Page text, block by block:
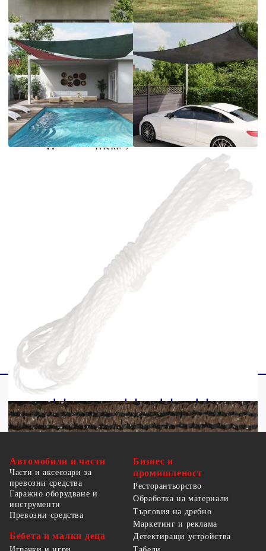
всякакви открити пространства, като вашата
градина, тераса, детска площадка или балкон.
Платното сенник, изработено от 100% HDPE
(полиетилен с висока плътност), ви предпазва
от пряка слънчева светлина, допуска достатъчно
въздух и е водопропускливо. HDPE материалът
е специално обработен, за да е устойчив на
мухъл и UV лъчи. Сенникът се сглобява лесно,
благодарение на крепежните елементи от
неръждаема стомана на всеки ъгъл и
включените въжета.
Цвят: Кафяв
Материал: HDPE (полиетилен с висока
Приблизително 90% UV защита
Пропуска вятър и дъжд
Устойчив на мухъл и UV, дишащ HDPE
Закопчалки от неръждаема стомана на
Включени 3 х 1,5 м PE въжета
Автомобили и части
Части и аксесоари за
превозни средства
Гаражно оборудване и
инструменти
Превозни средства
Бебета и малки деца
Бизнес и
промишленост
Ресторантьорство
Обработка на материали
Търговия на дребно
Маркетинг и реклама
Детектиращи устройства